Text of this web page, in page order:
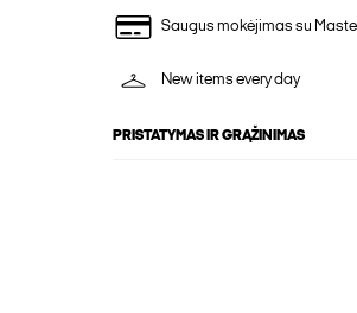
Saugus mokėjimas su
New items every day
PRISTATYMAS IR GRĄŽINIMAS